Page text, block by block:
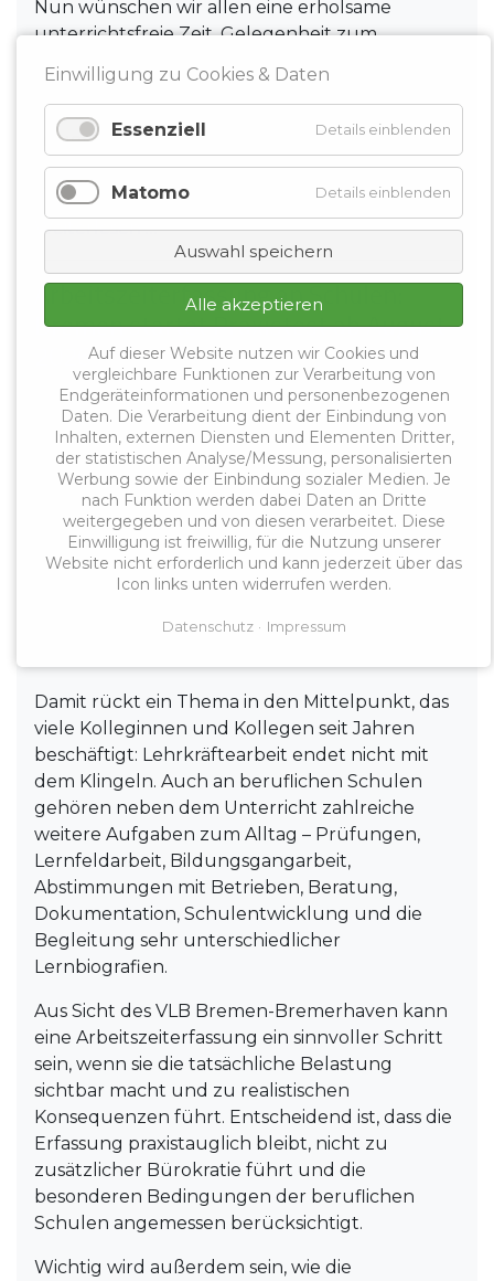
Nun wünschen wir allen eine erholsame
unterrichtsfreie Zeit, Gelegenheit zum
Familie und Freunden. Kommen Sie gut durch
den Sommer und starten Sie gesund und mit
neuer Kraft in das kommende Schuljahr.
Der Vorstand des VLB Bremen-Bremerhaven
Weiterlesen …
Arbeitszeiterfassung an Schulen:
Bremen startet Praxistest ab August
2026
Ab August 2026 startet Bremen einen echten
Praxistest zur digitalen Arbeitszeiterfassung für
Lehrkräfte. Nach Angaben des Senators für
Kinder und Bildung sollen an neun Schulen in
Bremen und Bremerhaven künftig nicht nur
Unterrichtsstunden dokumentiert werden,
sondern auch bislang weniger sichtbare
Tätigkeiten wie Unterrichtsvorbereitung,
Förderung, Integration, Pausenaufsichten und
Damit rückt ein Thema in den Mittelpunkt, das
viele Kolleginnen und Kollegen seit Jahren
beschäftigt: Lehrkräftearbeit endet nicht mit
dem Klingeln. Auch an beruflichen Schulen
gehören neben dem Unterricht zahlreiche
weitere Aufgaben zum Alltag – Prüfungen,
Lernfeldarbeit, Bildungsgangarbeit,
Abstimmungen mit Betrieben, Beratung,
Dokumentation, Schulentwicklung und die
Begleitung sehr unterschiedlicher
Lernbiografien.
Aus Sicht des VLB Bremen-Bremerhaven kann
eine Arbeitszeiterfassung ein sinnvoller Schritt
sein, wenn sie die tatsächliche Belastung
sichtbar macht und zu realistischen
Konsequenzen führt. Entscheidend ist, dass die
Erfassung praxistauglich bleibt, nicht zu
zusätzlicher Bürokratie führt und die
besonderen Bedingungen der beruflichen
Schulen angemessen berücksichtigt.
Wichtig wird außerdem sein, wie die
Einwilligung zu Cookies & Daten
Essenziell Details einblenden
Matomo Details einblenden
Auswahl speichern
Alle akzeptieren
Auf dieser Website nutzen wir Cookies und
vergleichbare Funktionen zur Verarbeitung von
Endgeräteinformationen und personenbezogenen
Daten. Die Verarbeitung dient der Einbindung von
Inhalten, externen Diensten und Elementen Dritter,
der statistischen Analyse/Messung, personalisierten
Werbung sowie der Einbindung sozialer Medien. Je
nach Funktion werden dabei Daten an Dritte
weitergegeben und von diesen verarbeitet. Diese
Einwilligung ist freiwillig, für die Nutzung unserer
Website nicht erforderlich und kann jederzeit über das
Icon links unten widerrufen werden.
Datenschutz Impressum